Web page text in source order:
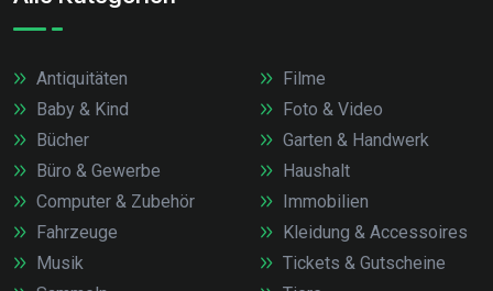
Antiquitäten
Baby & Kind
Bücher
Büro & Gewerbe
Computer & Zubehör
Fahrzeuge
Filme
Foto & Video
Garten & Handwerk
Haushalt
Immobilien
Kleidung & Accessoires
Musik
Tickets & Gutscheine